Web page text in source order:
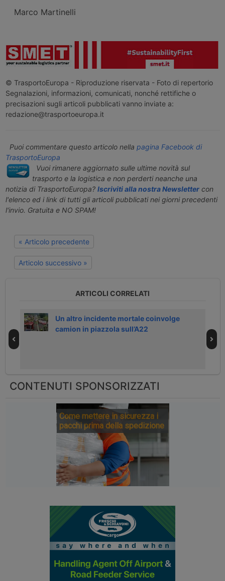
Marco Martinelli
© TrasportoEuropa - Riproduzione riservata - Foto di repertorio
Segnalazioni, informazioni, comunicati, nonché rettifiche o
precisazioni sugli articoli pubblicati vanno inviate a:
redazione@trasportoeuropa.it
Puoi commentare questo articolo nella pagina Facebook di
TrasportoEuropa
Vuoi rimanere aggiornato sulle ultime novità sul
trasporto e la logistica e non perderti neanche una
notizia di TrasportoEuropa? Iscriviti alla nostra Newslettercon
l'elenco ed i link di tutti gli articoli pubblicati nei giorni precedenti
l'invio. Gratuita e NO SPAM!
« Articolo precedente
Articolo successivo »
ARTICOLI CORRELATI
Un altro incidente mortale coinvolge
camion in piazzola sull’A22
CONTENUTI SPONSORIZZATI
Come mettere in sicurezza i
pacchi prima della spedizione